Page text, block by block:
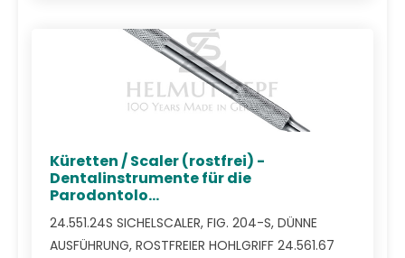
Küretten / Scaler (rostfrei) -
Dentalinstrumente für die
Parodontolo...
24.551.24S SICHELSCALER, FIG. 204-S, DÜNNE
AUSFÜHRUNG, ROSTFREIER HOHLGRIFF 24.561.67